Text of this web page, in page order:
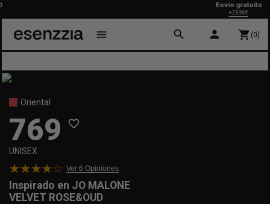
Envío gratuito
+23,90€
menu search person shopping_cart (0)
Oriental
769 favorite_border
UNISEX
Ver 6 Opiniones
Inspirado en JO MALONE
VELVET ROSE&OUD